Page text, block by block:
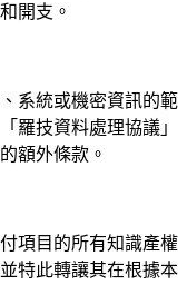
開支。
系統或機密資訊的範
羅技資料處理協議」
額外條款。
項目的所有知識產權
特此轉讓其在根據本